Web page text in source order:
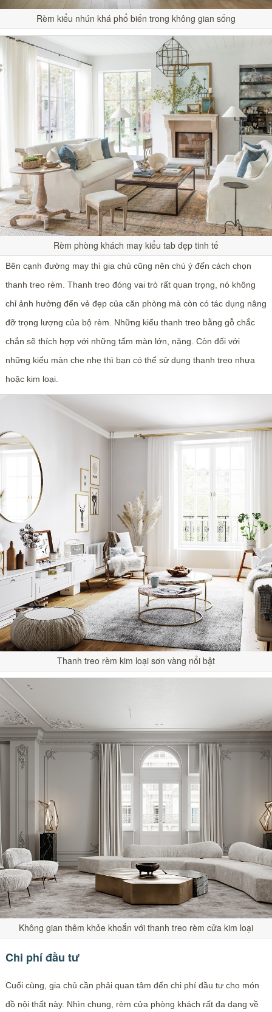
Rèm kiểu nhún khá phổ biến trong không gian sống
Rèm phòng khách may kiểu tab đẹp tinh tế
Bên cạnh đường may thì gia chủ cũng nên chú ý đến cách chọn
thanh treo rèm. Thanh treo đóng vai trò rất quan trọng, nó không
chỉ ảnh hưởng đến vẻ đẹp của căn phòng mà còn có tác dụng nâng
đỡ trọng lượng của bộ rèm. Những kiểu thanh treo bằng gỗ chắc
chắn sẽ thích hợp với những tấm màn lớn, nặng. Còn đối với
những kiểu màn che nhẹ thì bạn có thể sử dụng thanh treo nhựa
hoặc kim loại.
Thanh treo rèm kim loại sơn vàng nổi bật
Không gian thêm khỏe khoắn với thanh treo rèm cửa kim loại
Chi phí đầu tư
Cuối cùng, gia chủ cần phải quan tâm đến chi phí đầu tư cho món
đồ nội thất này. Nhìn chung, rèm cửa phòng khách rất đa dạng về